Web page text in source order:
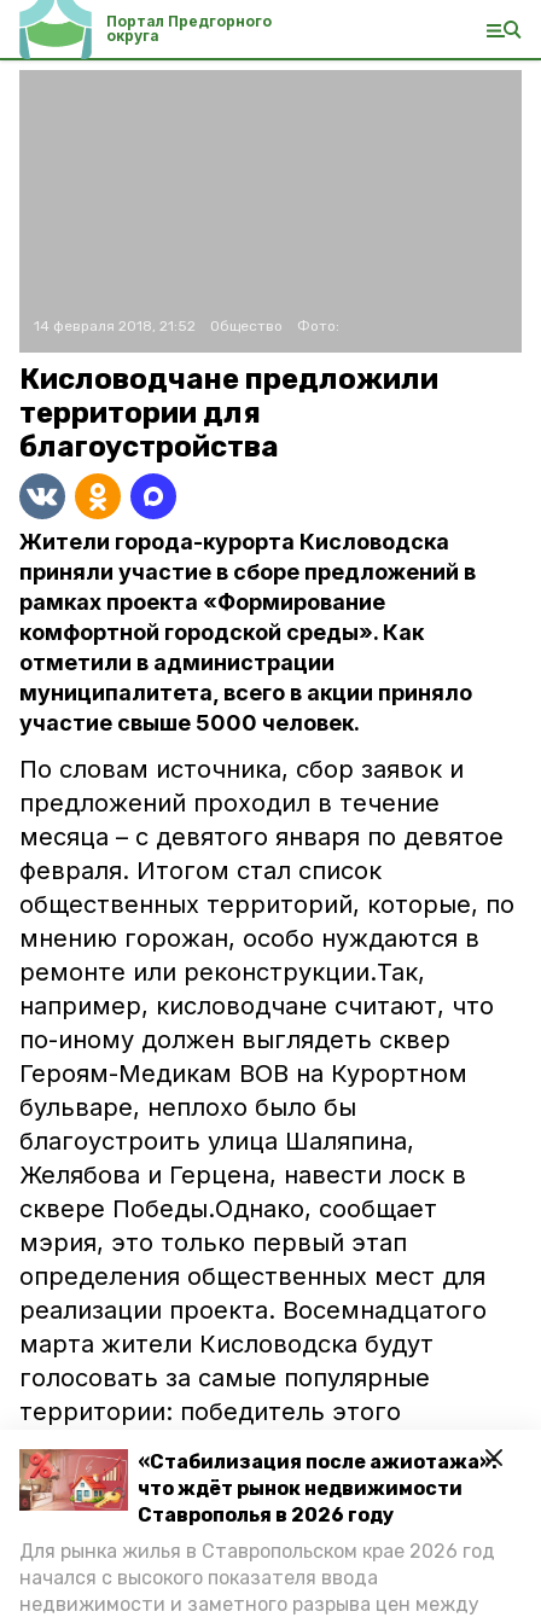
«Стабилизация после ажиотажа»:
что ждёт рынок недвижимости
Ставрополья в 2026 году
Для рынка жилья в Ставропольском крае 2026 год
начался с высокого показателя ввода
недвижимости и заметного разрыва цен между
Портал Предгорного
округа
14 февраля 2018, 21:52 Общество Фото:
Кисловодчане предложили
территории для
благоустройства
Жители города-курорта Кисловодска
приняли участие в сборе предложений в
рамках проекта «Формирование
комфортной городской среды». Как
отметили в администрации
муниципалитета, всего в акции приняло
участие свыше 5000 человек.
По словам источника, сбор заявок и
предложений проходил в течение
месяца – с девятого января по девятое
февраля. Итогом стал список
общественных территорий, которые, по
мнению горожан, особо нуждаются в
ремонте или реконструкции.Так,
например, кисловодчане считают, что
по-иному должен выглядеть сквер
Героям-Медикам ВОВ на Курортном
бульваре, неплохо было бы
благоустроить улица Шаляпина,
Желябова и Герцена, навести лоск в
сквере Победы.Однако, сообщает
мэрия, это только первый этап
определения общественных мест для
реализации проекта. Восемнадцатого
марта жители Кисловодска будут
голосовать за самые популярные
территории: победитель этого
голосования будет благоустроен уже до
конца текущего года, занявшие второе
и третье места – в течение ближайших
двух лет.По информации источника, в
рамках реализации проекта
предусмотрено озеленение,